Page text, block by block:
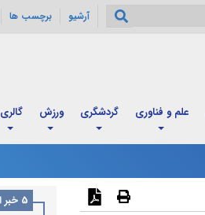
آرشیو برچسب ها
علم و فناوری گردشگری ورزش گالری
5 خبر اول